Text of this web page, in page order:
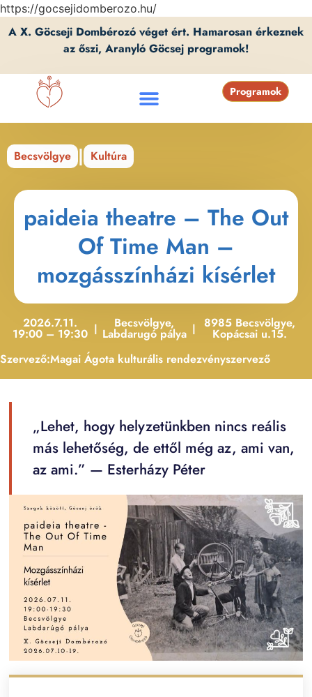
https://gocsejidomberozo.hu/
A X. Göcseji Dombérozó véget ért. Hamarosan érkeznek
az őszi, Aranyló Göcsej programok!
Programok
Becsvölgye | Kultúra
paideia theatre – The Out
Of Time Man –
mozgásszínházi kísérlet
2026.7.11.
19:00 – 19:30 | Becsvölgye,
Labdarugó pálya | 8985 Becsvölgye,
Kopácsai u.15.
Szervező:Magai Ágota kulturális rendezvényszervező
„Lehet, hogy helyzetünkben nincs reális
más lehetőség, de ettől még az, ami van,
az ami.” — Esterházy Péter